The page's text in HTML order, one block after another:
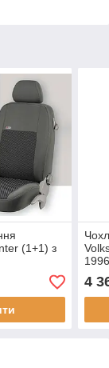
(1+1) з
4